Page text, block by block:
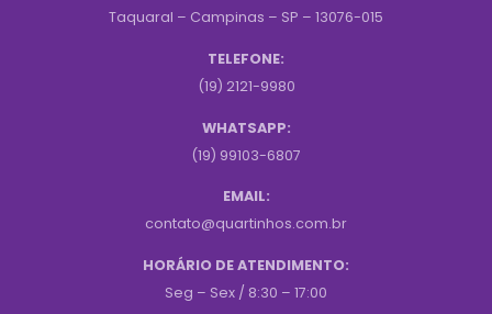
Taquaral – Campinas – SP – 13076-015
TELEFONE:
(19) 2121-9980
WHATSAPP:
(19) 99103-6807
EMAIL:
contato@quartinhos.com.br
HORÁRIO DE ATENDIMENTO:
Seg – Sex / 8:30 – 17:00